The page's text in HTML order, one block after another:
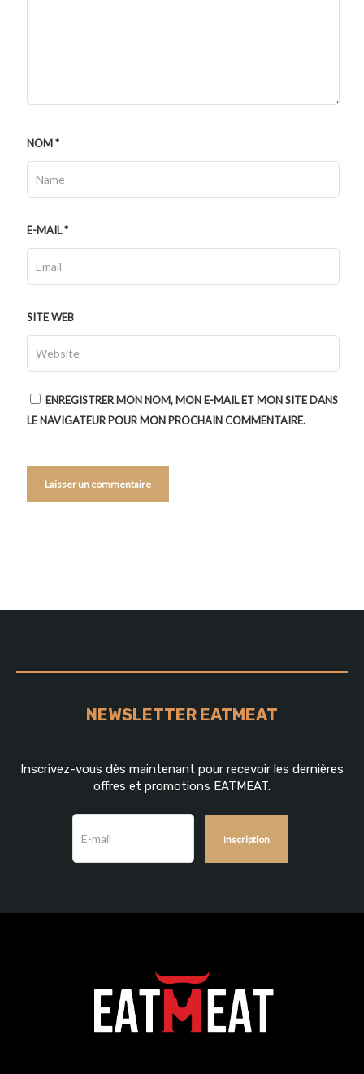
NOM*
E-MAIL*
SITE WEB
ENREGISTRER MON NOM, MON E-MAIL ET MON SITE DANS
LE NAVIGATEUR POUR MON PROCHAIN COMMENTAIRE.
NEWSLETTER EATMEAT
Inscrivez-vous dès maintenant pour recevoir les dernières
offres et promotions EATMEAT.